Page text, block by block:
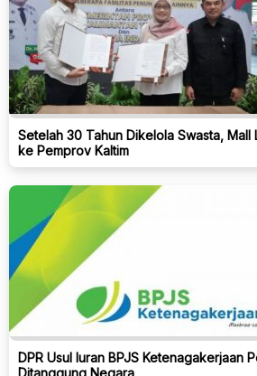
Setelah 30 Tahun Dikelola Swasta, Mall
ke Pemprov Kaltim
DPR Usul Iuran BPJS Ketenagakerjaan
Ditanggung Negara